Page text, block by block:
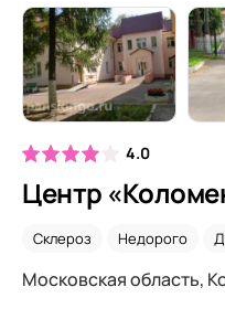
4.0
Центр
Склероз Недорого
Московская область​,